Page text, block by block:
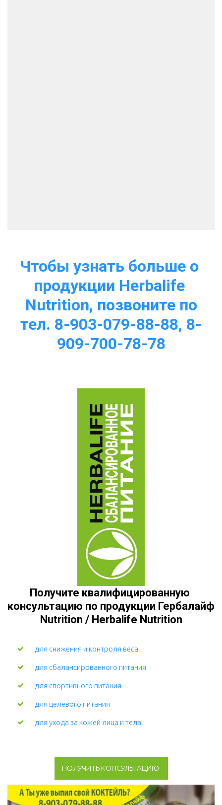
Чтобы узнать больше о
продукции Herbalife
Nutrition, позвоните по
тел. 8-903-079-88-88, 8-
909-700-78-78
Получите квалифицированную
консультацию по продукции Гербалайф
Nutrition / Herbalife Nutrition
для снижения и контроля веса
для сбалансированного питания
для спортивного питания
для целевого питания
для ухода за кожей лица и тела
ПОЛУЧИТЬ КОНСУЛЬТАЦИЮ